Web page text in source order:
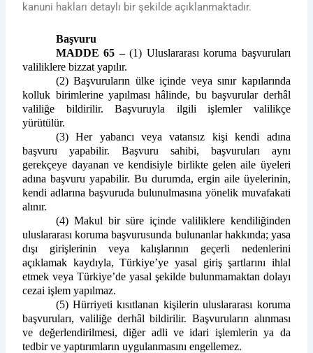
kanuni hakları detaylı bir şekilde açıklanmaktadır.
Başvuru
MADDE 65 –(1) Uluslararası koruma başvuruları
valiliklere bizzat yapılır.
(2) Başvuruların ülke içinde veya sınır kapılarında
kolluk birimlerine yapılması hâlinde, bu başvurular derhâl
valiliğe bildirilir. Başvuruyla ilgili işlemler valilikçe
yürütülür.
(3) Her yabancı veya vatansız kişi kendi adına
başvuru yapabilir. Başvuru sahibi, başvuruları aynı
gerekçeye dayanan ve kendisiyle birlikte gelen aile üyeleri
adına başvuru yapabilir. Bu durumda, ergin aile üyelerinin,
kendi adlarına başvuruda bulunulmasına yönelik muvafakati
alınır.
(4) Makul bir süre içinde valiliklere kendiliğinden
uluslararası koruma başvurusunda bulunanlar hakkında; yasa
dışı girişlerinin veya kalışlarının geçerli nedenlerini
açıklamak kaydıyla, Türkiye’ye yasal giriş şartlarını ihlal
etmek veya Türkiye’de yasal şekilde bulunmamaktan dolayı
cezai işlem yapılmaz.
(5) Hürriyeti kısıtlanan kişilerin uluslararası koruma
başvuruları, valiliğe derhâl bildirilir. Başvuruların alınması
ve değerlendirilmesi, diğer adli ve idari işlemlerin ya da
tedbir ve yaptırımların uygulanmasını engellemez.